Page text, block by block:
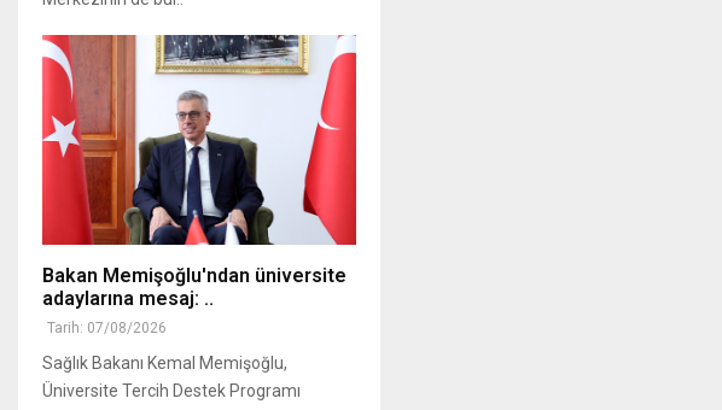
Bakan Memişoğlu'ndan üniversite
adaylarına mesaj: ..
Tarih: 07/08/2026
Sağlık Bakanı Kemal Memişoğlu,
Üniversite Tercih Destek Programı